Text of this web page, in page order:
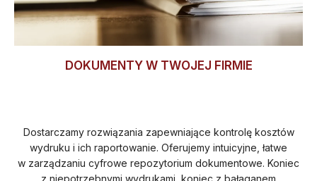
DOKUMENTY W TWOJEJ FIRMIE
Dostarczamy rozwiązania zapewniające kontrolę kosztów
wydruku i ich raportowanie. Oferujemy intuicyjne, łatwe
w zarządzaniu cyfrowe repozytorium dokumentowe. Koniec
z niepotrzebnymi wydrukami, koniec z bałaganem